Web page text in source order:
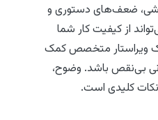
ضعف‌های دستوری و
از کیفیت کار شما
ویراستار متخصص کمک
بی‌نقص باشد. وضوح،
کلیدی است.